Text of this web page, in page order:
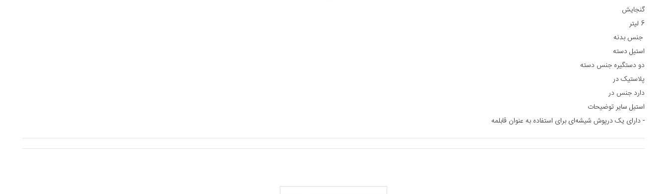
گنجایش
6 لیتر
جنس بدنه
استیل دسته
دو دستگیره جنس دسته
پلاستیک در
دارد جنس در
استیل سایر توضیحات
- دارای یک درپوش شیشه‌ای برای استفاده به عنوان قابلمه